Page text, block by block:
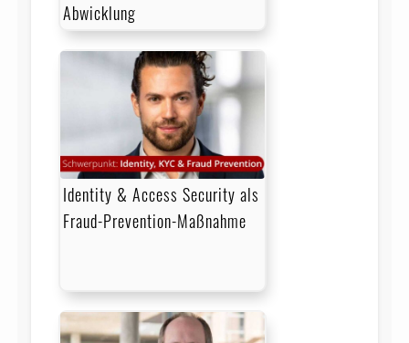
Abwicklung
Identity & Access Security als
Fraud-Prevention-Maßnahme